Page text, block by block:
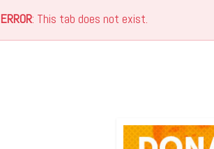
ERROR: This tab does not exist.